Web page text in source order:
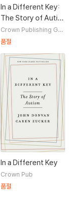
In a Different Key:
The Story of Autis
m
Crown Publishing Gro
up (NY)
품절
In a Different Key
Crown Pub
품절